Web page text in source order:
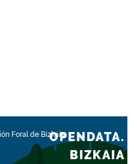
Foral de BizkaiaOPENDATA.
BIZKAIA